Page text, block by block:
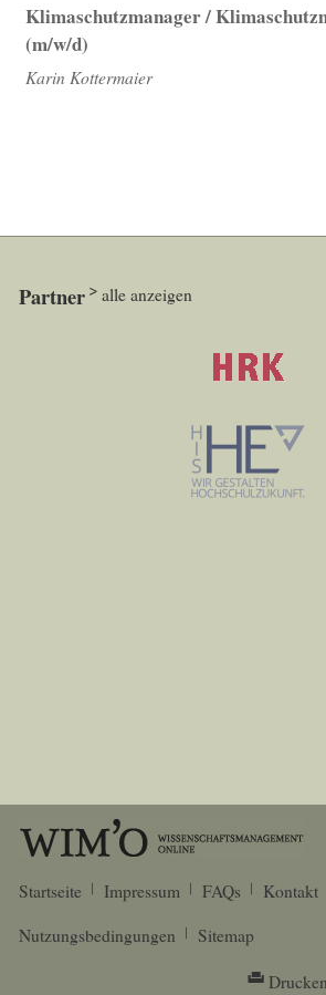
Klimaschutzmanager /
(m/w/d)
Karin Kottermaier
Partner alle anzeigen
Startseite Impressum FAQs Kontakt
Nutzungsbedingungen
Sitemap
Drucken